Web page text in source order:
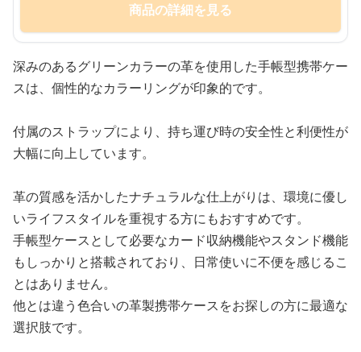
商品の詳細を見る
深みのあるグリーンカラーの革を使用した手帳型携帯ケー
スは、個性的なカラーリングが印象的です。
付属のストラップにより、持ち運び時の安全性と利便性が
大幅に向上しています。
革の質感を活かしたナチュラルな仕上がりは、環境に優し
いライフスタイルを重視する方にもおすすめです。
手帳型ケースとして必要なカード収納機能やスタンド機能
もしっかりと搭載されており、日常使いに不便を感じるこ
とはありません。
他とは違う色合いの革製携帯ケースをお探しの方に最適な
選択肢です。